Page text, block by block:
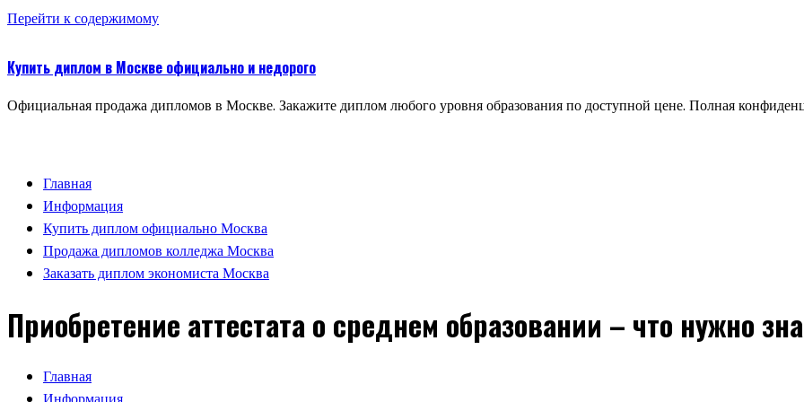
Перейти к содержимому
Купить диплом в Москве официально и недорого
Официальная продажа дипломов в Москве. Закажите диплом любого уровня образования по доступной цене. Полная
Главная
Информация
Купить диплом официально Москва
Продажа дипломов колледжа Москва
Заказать диплом экономиста Москва
Приобретение аттестата о среднем образовании – что нужно
Главная